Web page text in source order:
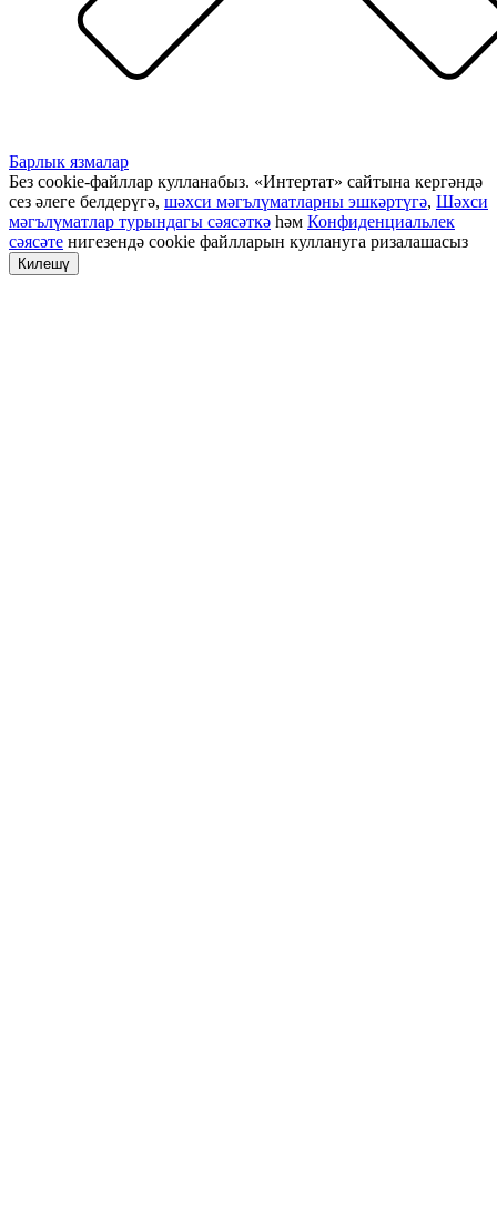
Барлык язмалар
Без cookie-файллар кулланабыз. «Интертат» сайтына кергәндә
сез әлеге белдерүгә, шәхси мәгълүматларны эшкәртүгә, Шәхси
мәгълүматлар турындагы сәясәткә һәм Конфиденциальлек
сәясәте нигезендә cookie файлларын куллануга ризалашасыз
Килешү